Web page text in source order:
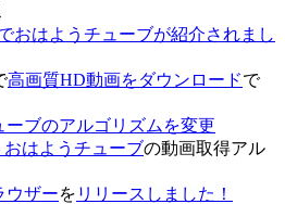
おはようチューブが紹介されまし
高画質HD動画をダウンロードで
ーブのアルゴリズムを変更
おはようチューブの動画取得アル
ウザーを リリースしました！